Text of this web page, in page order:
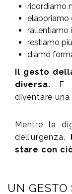
ricordiamo
elaboriamo
rallentiamo
restiamo
diamo
Il gesto
diversa. E
diventare una
Mentre la
dell’urgenza,
stare con
UN GESTO